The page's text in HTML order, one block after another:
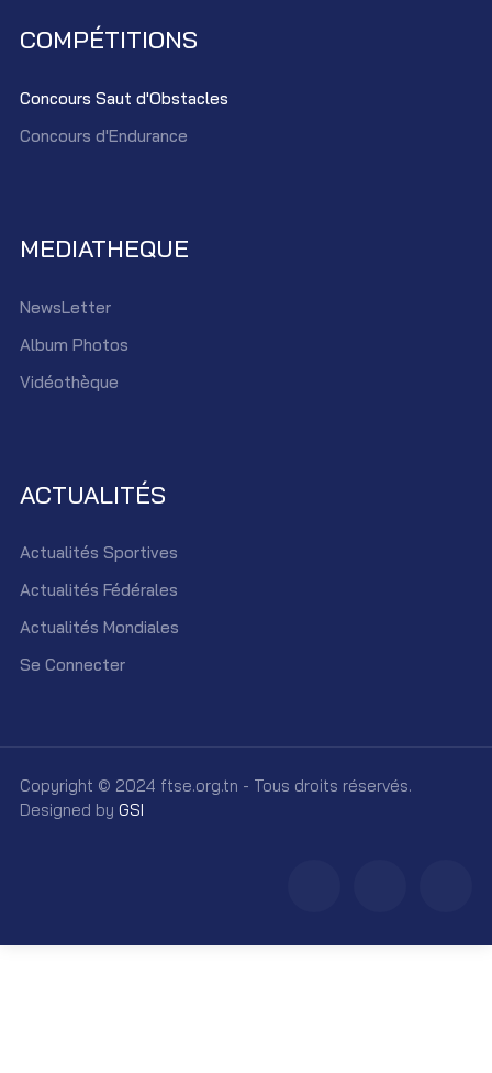
COMPÉTITIONS
Concours Saut d'Obstacles
Concours d'Endurance
MEDIATHEQUE
NewsLetter
Album Photos
Vidéothèque
ACTUALITÉS
Actualités Sportives
Actualités Fédérales
Actualités Mondiales
Se Connecter
Copyright © 2024 ftse.org.tn - Tous droits réservés.
Designed by GSI